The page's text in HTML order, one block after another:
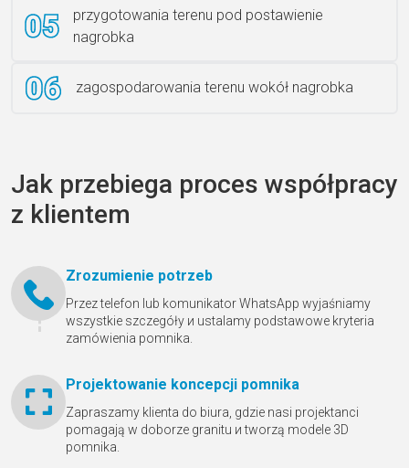
przygotowania terenu pod postawienie
nagrobka
zagospodarowania terenu wokół nagrobka
Jak przebiega proces współpracy
z klientem
Zrozumienie potrzeb
Przez telefon lub komunikator WhatsApp wyjaśniamy
wszystkie szczegóły и ustalamy podstawowe kryteria
zamówienia pomnika.
Projektowanie koncepcji pomnika
Zapraszamy klienta do biura, gdzie nasi projektanci
pomagają w doborze granitu и tworzą modele 3D
pomnika.